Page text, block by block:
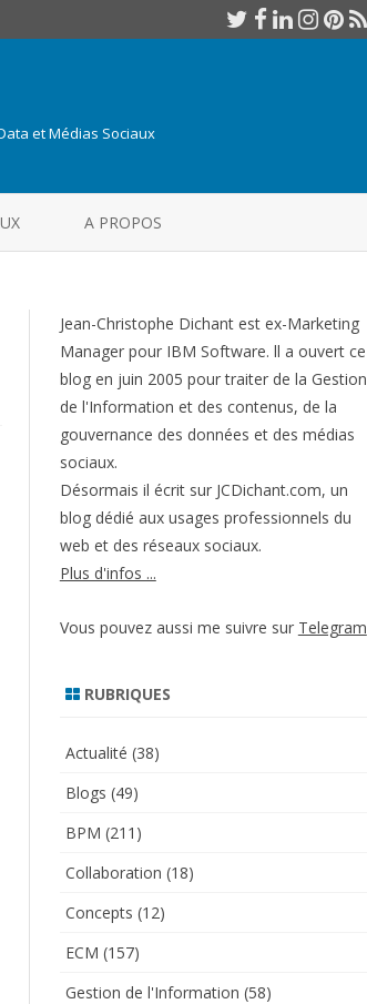
et Médias Sociaux
A PROPOS
Jean-Christophe Dichant est ex-Marketing
Manager pour IBM Software. ll a ouvert ce
blog en juin 2005 pour traiter de la Gestion
de l'Information et des contenus, de la
gouvernance des données et des médias
sociaux.
Désormais il écrit sur JCDichant.com, un
blog dédié aux usages professionnels du
web et des réseaux sociaux.
Plus d'infos ...
Vous pouvez aussi me suivre sur Telegram
RUBRIQUES
Actualité (38)
Blogs (49)
BPM (211)
Collaboration (18)
Concepts (12)
ECM (157)
Gestion de l'Information (58)